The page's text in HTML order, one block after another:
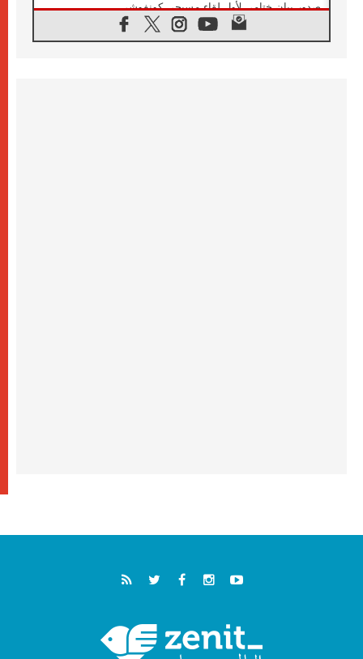
صدور بيان ختامي لأول لقاء مسيحي كونفوشي
بمشاركة الدائرة الفاتيكانية للحوار بين الأديان
07.08.2026